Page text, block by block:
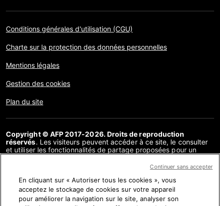
Conditions générales d'utilisation (CGU)
Charte sur la protection des données personnelles
Mentions légales
Gestion des cookies
Plan du site
Copyright © AFP 2017-2026. Droits de reproduction
réservés. Les visiteurs peuvent accéder à ce site, le consulter
et utiliser les fonctionnalités de partage proposées pour un
communication au public, distribution de tout ou partie du
soit, sans licence spécifique signée avec l’AFP, est interdite. Les
éléments analysés dans le cadre de chaque factuel sont
présentés ou font l’objet de liens dans la mesure nécessaire à la
En cliquant sur « Autoriser tous les cookies », vous
acceptez le stockage de cookies sur votre appareil
pour améliorer la navigation sur le site, analyser son
Continuer sans accepter